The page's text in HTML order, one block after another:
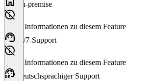
On-premise
Keine Informationen zu diesem Feature
24/7-Support
Keine Informationen zu diesem Feature
Deutschsprachiger Support